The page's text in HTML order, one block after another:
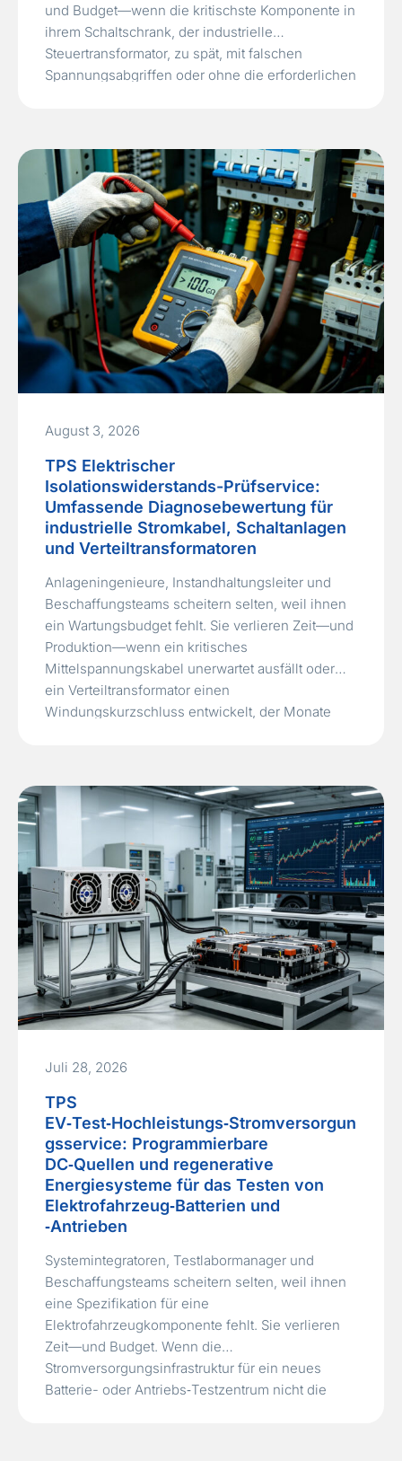
und Budget—wenn die kritischste Komponente in
ihrem Schaltschrank, der industrielle
Steuertransformator, zu spät, mit falschen
Spannungsabgriffen oder ohne die erforderlichen
Standard‑Leistungstransformator ist nicht dafür
ausgelegt, die hohen…Read More »
August 3, 2026
TPS Elektrischer
Isolationswiderstands-Prüfservice:
Umfassende Diagnosebewertung für
industrielle Stromkabel, Schaltanlagen
und Verteiltransformatoren
Anlageningenieure, Instandhaltungsleiter und
Beschaffungsteams scheitern selten, weil ihnen
ein Wartungsbudget fehlt. Sie verlieren Zeit—und
Produktion—wenn ein kritisches
Mittelspannungskabel unerwartet ausfällt oder
ein Verteiltransformator einen
Windungskurzschluss entwickelt, der Monate
Produktionsausfall kosten, während die
Notreparatur selbst überstürzt und teuer sein…
Read More »
Juli 28, 2026
TPS
EV‑Test‑Hochleistungs‑Stromversorgun
gsservice: Programmierbare
DC‑Quellen und regenerative
Energiesysteme für das Testen von
Elektrofahrzeug‑Batterien und
‑Antrieben
Systemintegratoren, Testlabormanager und
Beschaffungsteams scheitern selten, weil ihnen
eine Spezifikation für eine
Elektrofahrzeugkomponente fehlt. Sie verlieren
Zeit—und Budget. Wenn die
Stromversorgungsinfrastruktur für ein neues
Batterie- oder Antriebs‑Testzentrum nicht die